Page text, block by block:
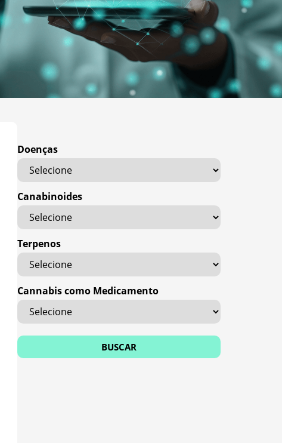
Doenças
Canabinoides
Terpenos
Cannabis como Medicamento